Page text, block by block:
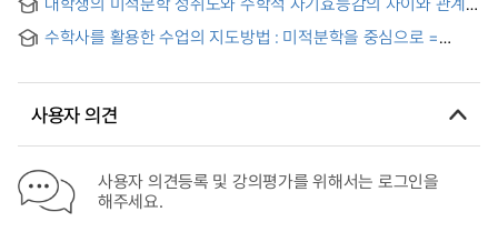
수학사를 활용한 수업의 지도방법 : 미적분학을 중심으로 =
사용자 의견
사용자 의견등록 및 강의평가를 위해서는 로그인을
해주세요.